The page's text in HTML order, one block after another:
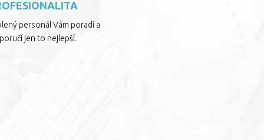
personál Vám poradí a
jen to nejlepší.